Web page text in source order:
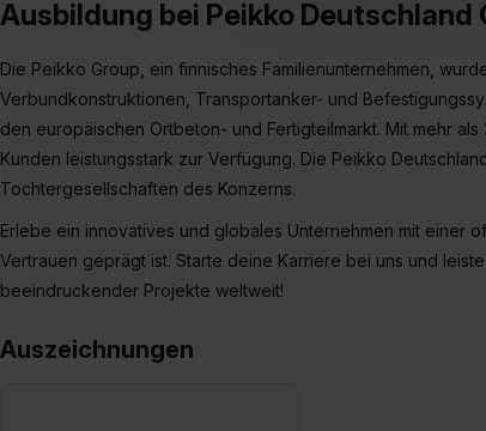
Einwilligung zur
umfasst hierbei die
verfügen über kein
jederzeit mit Wirkung
„Datenschutz-
„Details zeigen“.
Ausbildung bei Peikko Deutschland
Die Peikko Group, ein finnisches Familienunternehmen,
Verbundkonstruktionen, Transportanker- und
den europäischen Ortbeton- und Fertigteilmarkt. Mit mehr
Kunden leistungsstark zur Verfügung. Die Peikko
Tochtergesellschaften des Konzerns.
Erlebe ein innovatives und globales Unternehmen mit einer
Vertrauen ge­­prägt ist. Starte deine Karriere bei uns und
beeindruckender Projekte weltweit!
Auszeichnungen